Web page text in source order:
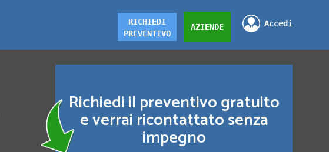
Accedi
AZIENDE
RICHIEDI
PREVENTIVO
Richiedi il preventivo gratuito
e verrai ricontattato senza
impegno